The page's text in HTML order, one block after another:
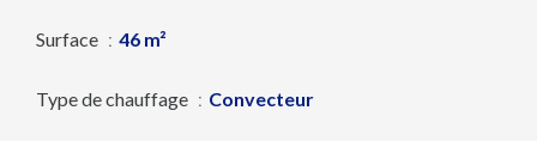
Surface 46 m²
Type de chauffage Convecteur